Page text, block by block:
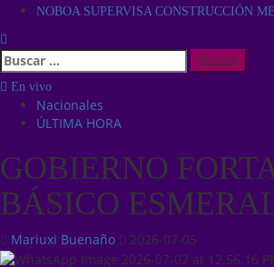
NOBOA SUPERVISA CONSTRUCCIÓN
En vivo
Nacionales
ÚLTIMA HORA
GOBIERNO
BÁSICO
Mariuxi Buenaño 2026-07-05